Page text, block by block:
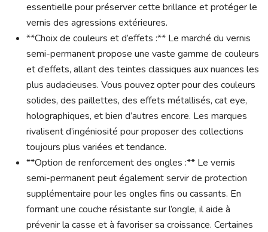
essentielle pour préserver cette brillance et protéger le
vernis des agressions extérieures.
**Choix de couleurs et d’effets :** Le marché du vernis
semi-permanent propose une vaste gamme de couleurs
et d’effets, allant des teintes classiques aux nuances les
plus audacieuses. Vous pouvez opter pour des couleurs
solides, des paillettes, des effets métallisés, cat eye,
holographiques, et bien d’autres encore. Les marques
rivalisent d’ingéniosité pour proposer des collections
toujours plus variées et tendance.
**Option de renforcement des ongles :** Le vernis
semi-permanent peut également servir de protection
supplémentaire pour les ongles fins ou cassants. En
formant une couche résistante sur l’ongle, il aide à
prévenir la casse et à favoriser sa croissance. Certaines